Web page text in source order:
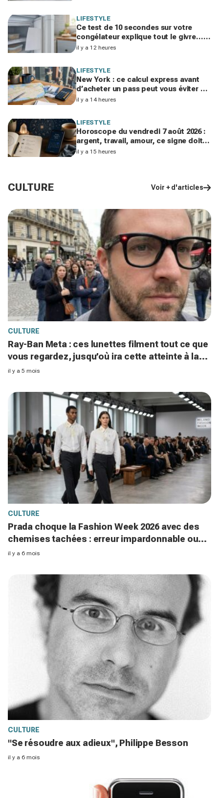
LIFESTYLE
Ce test de 10 secondes sur votre
congélateur explique tout le givre…
et ces 30 % d'électricité en trop
il y a 12 heures
LIFESTYLE
New York : ce calcul express avant
d’acheter un pass peut vous éviter de
gaspiller jusqu’à 100 € en visites
il y a 14 heures
LIFESTYLE
Horoscope du vendredi 7 août 2026 :
argent, travail, amour, ce signe doit
freiner ses dépenses aujourd’hui
il y a 15 heures
CULTURE Voir + d'articles
CULTURE
Ray-Ban Meta : ces lunettes filment tout ce que
vous regardez, jusqu’où ira cette atteinte à la
vie privée ?
il y a 5 mois
CULTURE
Prada choque la Fashion Week 2026 avec des
chemises tachées : erreur impardonnable ou
manifeste assumé ?
il y a 6 mois
CULTURE
"Se résoudre aux adieux", Philippe Besson
il y a 6 mois